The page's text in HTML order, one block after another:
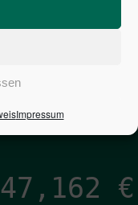
Impressum
€